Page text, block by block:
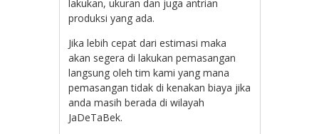
lakukan, ukuran dan juga antrian
produksi yang ada.
Jika lebih cepat dari estimasi maka
akan segera di lakukan pemasangan
langsung oleh tim kami yang mana
pemasangan tidak di kenakan biaya jika
anda masih berada di wilayah
JaDeTaBek.